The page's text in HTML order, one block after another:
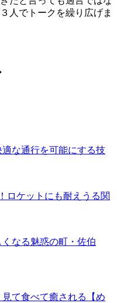
人でトークを繰り広げま
な通行を可能にする技
ロケットにも耐えうる関
なる魅惑の町・佐伯
て食べて癒される【め